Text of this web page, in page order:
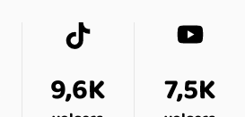
9,6K 7,5K